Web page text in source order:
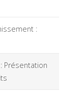
:
Présentation